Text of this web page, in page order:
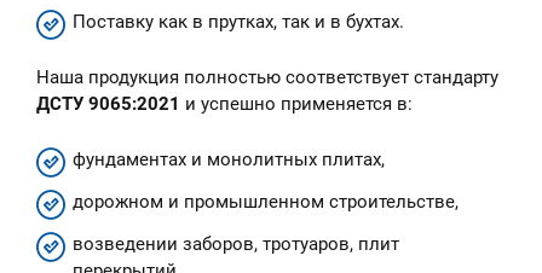
Поставку как в прутках, так и в бухтах.
Наша продукция полностью соответствует стандарту
ДСТУ 9065:2021 и успешно применяется в:
фундаментах и монолитных плитах,
дорожном и промышленном строительстве,
возведении заборов, тротуаров, плит